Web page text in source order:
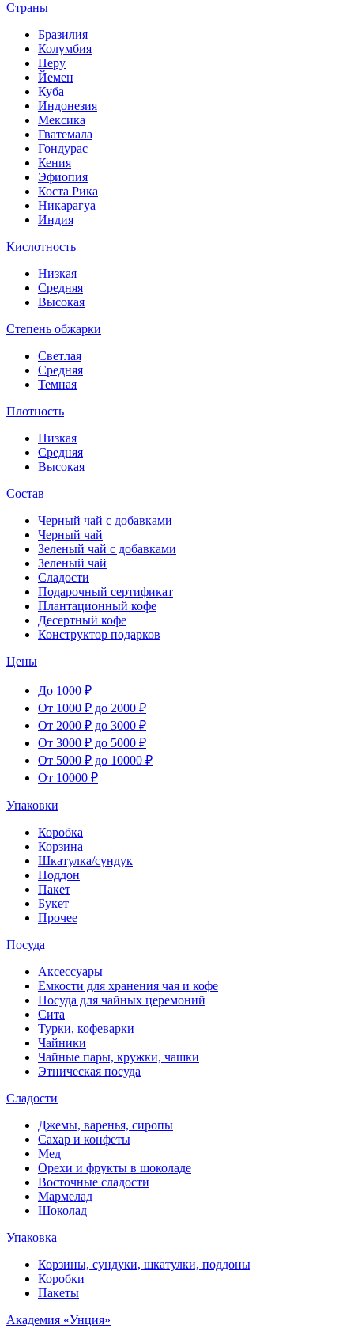
Страны
Бразилия
Колумбия
Перу
Йемен
Куба
Индонезия
Мексика
Гватемала
Гондурас
Кения
Эфиопия
Коста Рика
Никарагуа
Индия
Кислотность
Низкая
Средняя
Высокая
Степень обжарки
Светлая
Средняя
Темная
Плотность
Низкая
Средняя
Высокая
Состав
Черный чай с добавками
Черный чай
Зеленый чай с добавками
Зеленый чай
Сладости
Подарочный сертификат
Плантационный кофе
Десертный кофе
Конструктор подарков
Цены
До 1000 ₽
От 1000 ₽ до 2000 ₽
От 2000 ₽ до 3000 ₽
От 3000 ₽ до 5000 ₽
От 5000 ₽ до 10000 ₽
От 10000 ₽
Упаковки
Коробка
Корзина
Шкатулка/сундук
Поддон
Пакет
Букет
Прочее
Посуда
Аксессуары
Емкости для хранения чая и кофе
Посуда для чайных церемоний
Сита
Турки, кофеварки
Чайники
Чайные пары, кружки, чашки
Этническая посуда
Сладости
Джемы, варенья, сиропы
Сахар и конфеты
Мед
Орехи и фрукты в шоколаде
Восточные сладости
Мармелад
Шоколад
Упаковка
Корзины, сундуки, шкатулки, поддоны
Коробки
Пакеты
Академия «Унция»